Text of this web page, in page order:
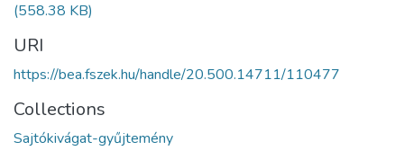
(558.38 KB)
URI
https://bea.fszek.hu/handle/20.500.14711/110477
Collections
Sajtókivágat-gyűjtemény